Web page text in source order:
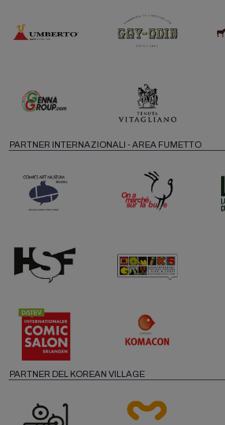
PARTNER INTERNAZIONALI - AREA FUMETTO
PARTNER DEL KOREAN VILLAGE